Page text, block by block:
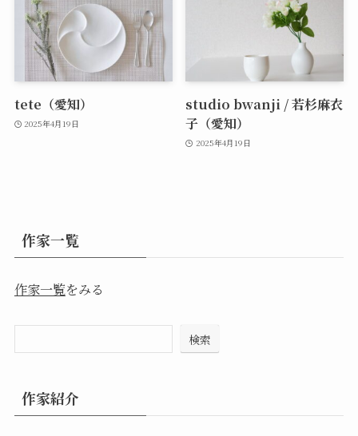
tete（愛知）
2025年4月19日
studio bwanji / 若杉麻衣
子（愛知）
2025年4月19日
作家一覧
作家一覧をみる
検索
作家紹介